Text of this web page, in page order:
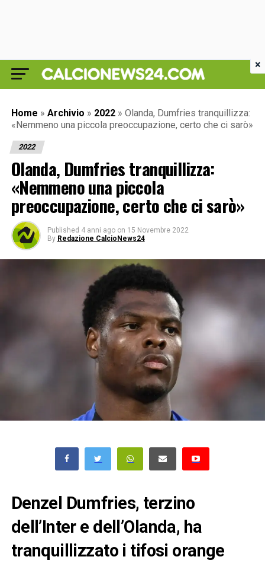
Home » Archivio » 2022 » Olanda, Dumfries tranquillizza:
«Nemmeno una piccola preoccupazione, certo che ci sarò»
2022
Olanda, Dumfries tranquillizza:
«Nemmeno una piccola
preoccupazione, certo che ci sarò»
Published 4 anni ago on 15 Novembre 2022
By Redazione CalcioNews24
Denzel Dumfries, terzino
dell’Inter e dell’Olanda, ha
tranquillizzato i tifosi orange
×